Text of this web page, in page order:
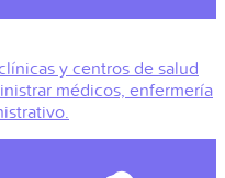
y centros de salud
médicos, enfermería